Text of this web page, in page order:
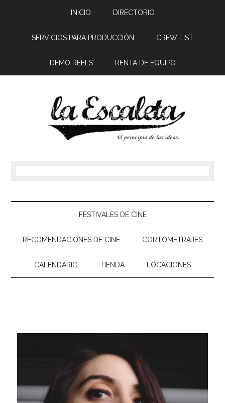
INICIO DIRECTORIO
SERVICIOS PARA PRODUCCIÓN CREW LIST
DEMO REELS RENTA DE EQUIPO
FESTIVALES DE CINE
RECOMENDACIONES DE CINE CORTOMETRAJES
CALENDARIO TIENDA LOCACIONES